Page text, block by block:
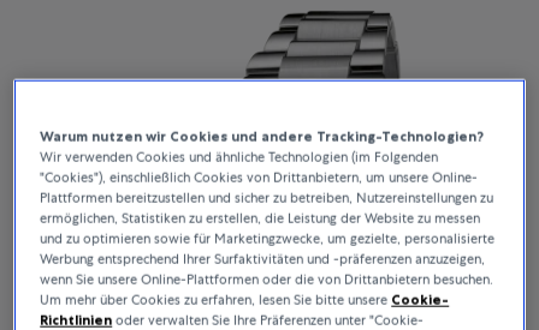
Warum nutzen wir Cookies und andere Tracking-Technologien?
Wir verwenden Cookies und ähnliche Technologien (im Folgenden
"Cookies"), einschließlich Cookies von Drittanbietern, um unsere Online-
Plattformen bereitzustellen und sicher zu betreiben, Nutzereinstellungen zu
ermöglichen, Statistiken zu erstellen, die Leistung der Website zu messen
und zu optimieren sowie für Marketingzwecke, um gezielte, personalisierte
Werbung entsprechend Ihrer Surfaktivitäten und -präferenzen anzuzeigen,
wenn Sie unsere Online-Plattformen oder die von Drittanbietern besuchen.
Um mehr über Cookies zu erfahren, lesen Sie bitte unsere Cookie-
Richtlinien oder verwalten Sie Ihre Präferenzen unter "Cookie-